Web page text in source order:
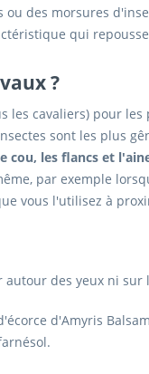
des morsures
qui
?
les cavaliers) pour
sont les plus
cou, les flancs et
par exemple
vous l'utilisez à
des yeux ni sur
d'Amyris